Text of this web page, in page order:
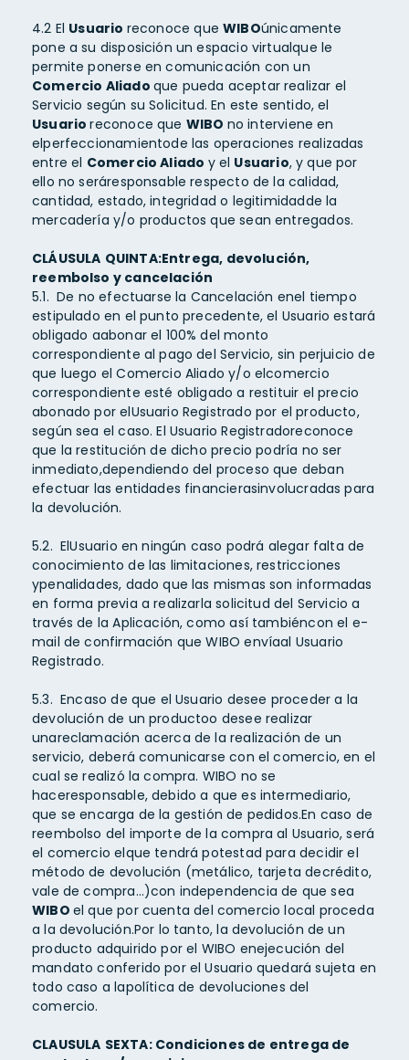
4.2 El Usuario reconoce queWIBOúnicamente
pone a su disposición un espacio virtualque le
permite ponerse en comunicación con un
Comercio Aliado que pueda aceptar realizar el
Servicio según su Solicitud. En este sentido, el
Usuarioreconoce que WIBO no interviene en
elperfeccionamientode las operaciones realizadas
entre el Comercio Aliado y el Usuario, y que por
ello no seráresponsable respecto de la calidad,
cantidad, estado, integridad o legitimidadde la
mercadería y/o productos que sean entregados.
CLÁUSULA QUINTA:Entrega, devolución,
reembolso y cancelación
5.1. De no efectuarse la Cancelación enel tiempo
estipulado en el punto precedente, el Usuario estará
obligado aabonar el 100% del monto
correspondiente al pago del Servicio, sin perjuicio de
que luego el Comercio Aliado y/o elcomercio
correspondiente esté obligado a restituir el precio
abonado por elUsuario Registrado por el producto,
según sea el caso. El Usuario Registradoreconoce
que la restitución de dicho precio podría no ser
inmediato,dependiendo del proceso que deban
efectuar las entidades financierasinvolucradas para
la devolución.
5.2. ElUsuario en ningún caso podrá alegar falta de
conocimiento de las limitaciones, restricciones
ypenalidades, dado que las mismas son informadas
en forma previa a realizarla solicitud del Servicio a
través de la Aplicación, como así tambiéncon el e-
mail de confirmación que WIBO envíaal Usuario
Registrado.
5.3. Encaso de que el Usuario desee proceder a la
devolución de un productoo desee realizar
unareclamación acerca de la realización de un
servicio, deberá comunicarse con el comercio, en el
cual se realizó la compra. WIBO no se
haceresponsable, debido a que es intermediario,
que se encarga de la gestión de pedidos.En caso de
reembolso del importe de la compra al Usuario, será
el comercio elque tendrá potestad para decidir el
método de devolución (metálico, tarjeta decrédito,
vale de compra…)con independencia de que sea
WIBO el que por cuenta del comercio local proceda
a la devolución.Por lo tanto, la devolución de un
producto adquirido por el WIBO enejecución del
mandato conferido por el Usuario quedará sujeta en
todo caso a lapolítica de devoluciones del
comercio.
CLAUSULA SEXTA: Condiciones de entrega de